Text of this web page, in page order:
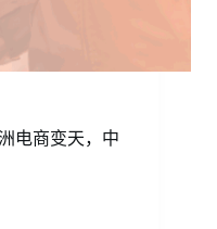
电商变天，中